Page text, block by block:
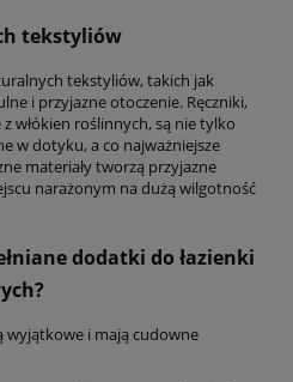
tekstyliów
tekstyliów, takich jak
i przyjazne otoczenie. Ręczniki,
włókien roślinnych, są nie tylko
w dotyku, a co najważniejsze
materiały tworzą przyjazne
narażonym na dużą wilgotność
dodatki do łazienki
wyjątkowe i mają cudowne